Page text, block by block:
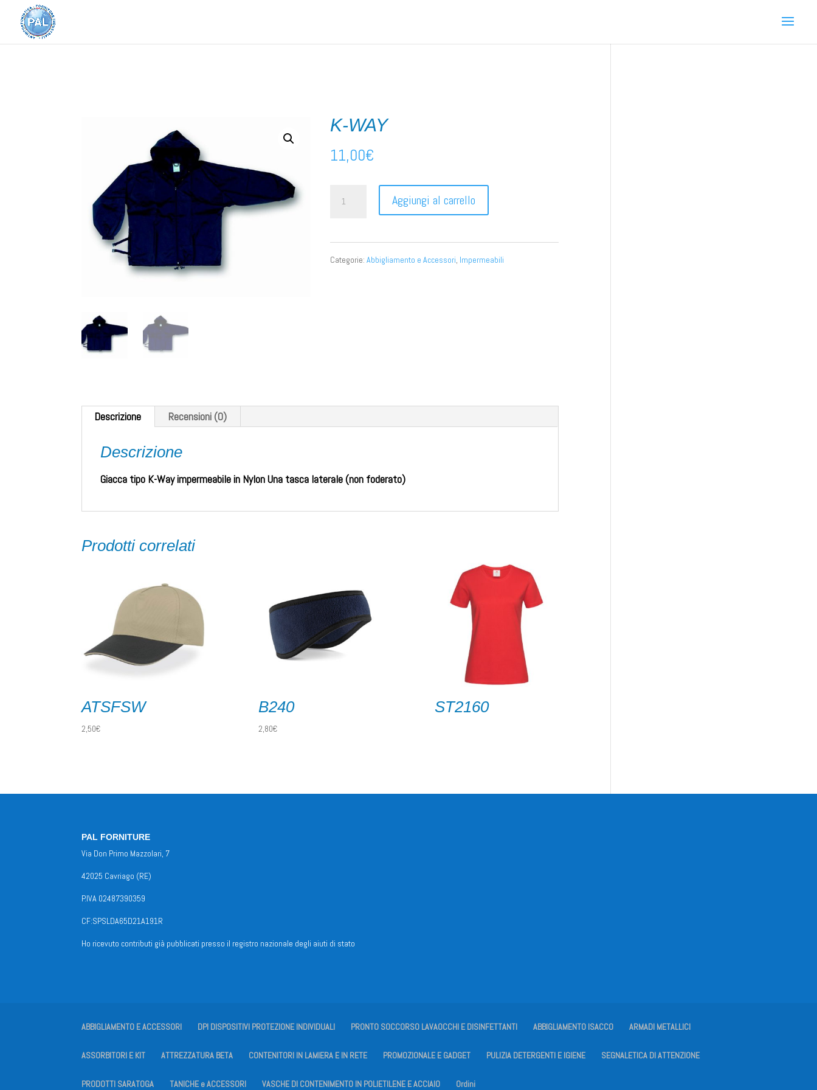
K-WAY
11,00€
Aggiungi al carrello
Categorie: Abbigliamento e Accessori, Impermeabili
Descrizione Recensioni (0)
Descrizione
Giacca tipo K-Way impermeabile in Nylon Una tasca laterale (non foderato)
Prodotti correlati
ATSFSW
2,50€
B240
2,80€
ST2160
PAL FORNITURE
Via Don Primo Mazzolari, 7
42025 Cavriago (RE)
P.IVA 02487390359
CF:SPSLDA65D21A191R
Ho ricevuto contributi già pubblicati presso il registro nazionale degli aiuti di stato
ABBIGLIAMENTO E ACCESSORI DPI DISPOSITIVI PROTEZIONE INDIVIDUALI PRONTO SOCCORSO LAVAOCCHI E DISINFETTANTI ABBIGLIAMENTO ISACCO ARMADI METALLICI
ASSORBITORI E KIT ATTREZZATURA BETA CONTENITORI IN LAMIERA E IN RETE PROMOZIONALE E GADGET PULIZIA DETERGENTI E IGIENE SEGNALETICA DI ATTENZIONE
PRODOTTI SARATOGA TANICHE e ACCESSORI VASCHE DI CONTENIMENTO IN POLIETILENE E ACCIAIO Ordini